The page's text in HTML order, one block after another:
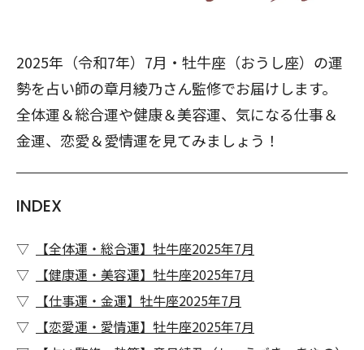
2025年（令和7年）7月・牡牛座（おうし座）の運
勢を占い師の章月綾乃さん監修でお届けします。
全体運＆総合運や健康＆美容運、気になる仕事＆
金運、恋愛＆愛情運を見てみましょう！
INDEX
【全体運・総合運】牡牛座2025年7月
【健康運・美容運】牡牛座2025年7月
【仕事運・金運】牡牛座2025年7月
【恋愛運・愛情運】牡牛座2025年7月